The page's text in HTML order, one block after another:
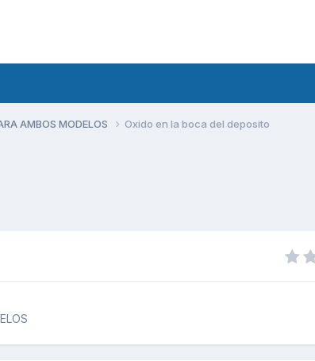
AMBOS MODELOS Oxido en la boca del deposito